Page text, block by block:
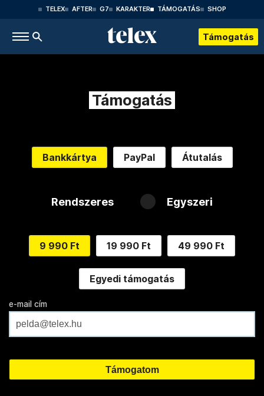
TELEX AFTER G7 KARAKTER TÁMOGATÁS SHOP
Támogatás
Támogatás
Bankkártya PayPal Átutalás
Rendszeres Egyszeri
9 990 Ft 19 990 Ft 49 990 Ft
Egyedi támogatás
e-mail cím